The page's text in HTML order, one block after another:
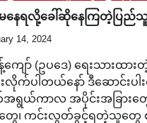
နေရလို့ခေါ်ဆိုနေကြတဲ့ပြည်
14, 2024
ကျော် (ဥပဒေ) ရေးသားထား
းလိုက်ပါတယ်နော် ဒီဆောင်းပါ
ယ်ကာလ အပိုင်းအခြားတွေ
ေ၊ ကင်းလွတ်ခွင့်ရတဲ့သူတွေ